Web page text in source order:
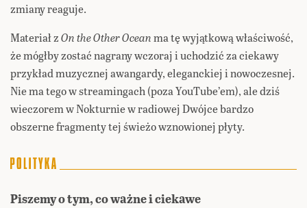
zmiany reaguje.
Materiał zOn the Other Oceanma tę wyjątkową właściwość,
że mógłby zostać nagrany wczoraj i uchodzić za ciekawy
przykład muzycznej awangardy, eleganckiej i nowoczesnej.
Nie ma tego w streamingach (poza YouTube’em), ale dziś
wieczorem w Nokturnie w radiowej Dwójce bardzo
obszerne fragmenty tej świeżo wznowionej płyty.
Piszemy o tym, co ważne i ciekawe